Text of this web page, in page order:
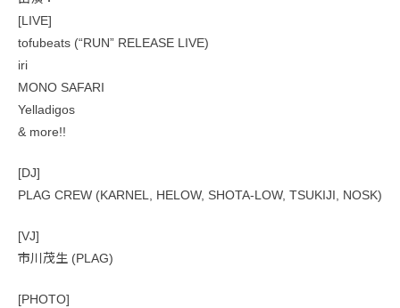
[LIVE]
tofubeats (“RUN” RELEASE LIVE)
iri
MONO SAFARI
Yelladigos
& more!!
[DJ]
PLAG CREW (KARNEL, HELOW, SHOTA-LOW, TSUKIJI, NOSK)
[VJ]
市川茂生 (PLAG)
[PHOTO]